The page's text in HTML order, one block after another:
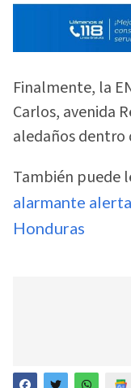
Finalmente, la
Carlos, avenida
aledaños dentro
También puede
alarmante
Honduras